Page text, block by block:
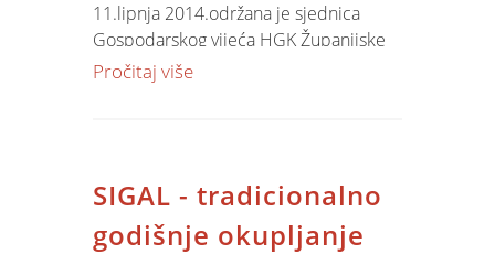
11.lipnja 2014.održana je sjednica
Gospodarskog vijeća HGK Županijske
komore Osijek na kojoj su svečano
kategorijama malih, srednjih i velikih
poduzeća.
Pročitaj više
SIGAL - tradicionalno
godišnje okupljanje